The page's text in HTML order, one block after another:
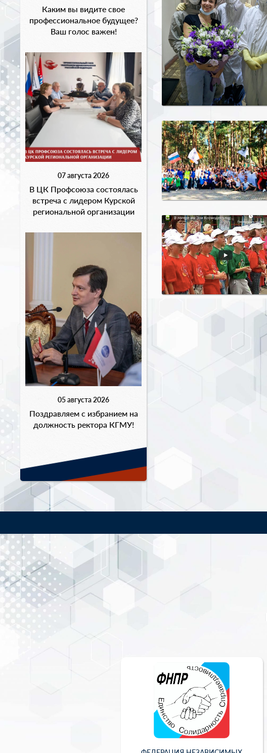
Каким вы видите свое
профессиональное будущее?
Ваш голос важен!
07 августа 2026
В ЦК Профсоюза состоялась
встреча с лидером Курской
региональной организации
05 августа 2026
Поздравляем с избранием на
должность ректора КГМУ!